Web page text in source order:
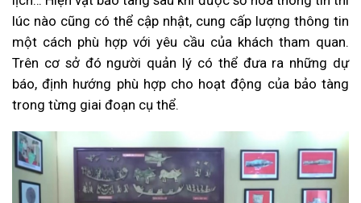
lúc nào cũng có thể cập nhật, cung cấp lượng thông tin
một cách phù hợp với yêu cầu của khách tham quan.
Trên cơ sở đó người quản lý có thể đưa ra những dự
báo, định hướng phù hợp cho hoạt động của bảo tàng
trong từng giai đoạn cụ thể.